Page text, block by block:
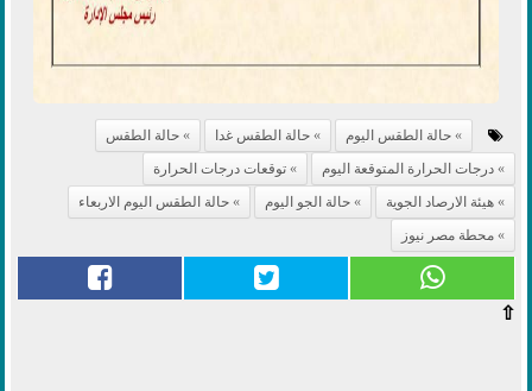
حالة الطقس اليوم حالة الطقس غدا
حالة الطقس
درجات الحرارة المتوقعة اليوم
توقعات درجات الحرارة
هيئة الارصاد الجوية
حالة الجو اليوم
حالة الطقس اليوم الاربعاء
محطة مصر نيوز
⇧